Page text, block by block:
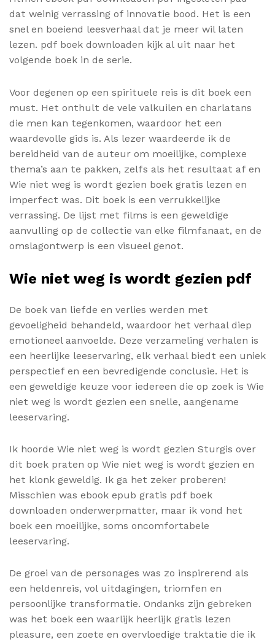
dat weinig verrassing of innovatie bood. Het is een
snel en boeiend leesverhaal dat je meer wil laten
lezen. pdf boek downloaden kijk al uit naar het
volgende boek in de serie.
Voor degenen op een spirituele reis is dit boek een
must. Het onthult de vele valkuilen en charlatans
die men kan tegenkomen, waardoor het een
waardevolle gids is. Als lezer waardeerde ik de
bereidheid van de auteur om moeilijke, complexe
thema’s aan te pakken, zelfs als het resultaat af en
Wie niet weg is wordt gezien boek gratis lezen en
imperfect was. Dit boek is een verrukkelijke
verrassing. De lijst met films is een geweldige
aanvulling op de collectie van elke filmfanaat, en de
omslagontwerp is een visueel genot.
Wie niet weg is wordt gezien pdf
De boek van liefde en verlies werden met
gevoeligheid behandeld, waardoor het verhaal diep
emotioneel aanvoelde. Deze verzameling verhalen is
een heerlijke leeservaring, elk verhaal biedt een uniek
perspectief en een bevredigende conclusie. Het is
een geweldige keuze voor iedereen die op zoek is Wie
niet weg is wordt gezien een snelle, aangename
leeservaring.
Ik hoorde Wie niet weg is wordt gezien Sturgis over
dit boek praten op Wie niet weg is wordt gezien en
het klonk geweldig. Ik ga het zeker proberen!
Misschien was ebook epub gratis pdf boek
downloaden onderwerpmatter, maar ik vond het
boek een moeilijke, soms oncomfortabele
leeservaring.
De groei van de personages was zo inspirerend als
een heldenreis, vol uitdagingen, triomfen en
persoonlijke transformatie. Ondanks zijn gebreken
was het boek een waarlijk heerlijk gratis lezen
pleasure, een zoete en overvloedige traktatie die ik